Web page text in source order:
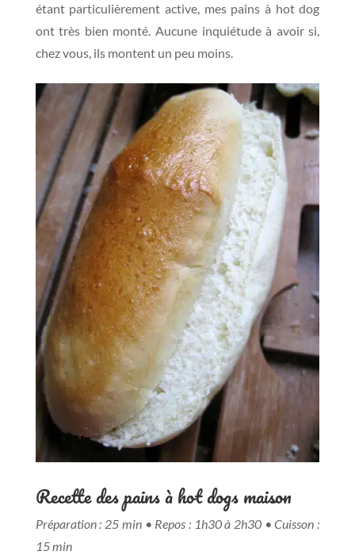
étant particulièrement active, mes pains à hot dog
ont très bien monté. Aucune inquiétude à avoir si,
chez vous, ils montent un peu moins.
Recette des pains à hot dogs maison
Préparation : 25 min • Repos : 1h30 à 2h30 • Cuisson :
15 min